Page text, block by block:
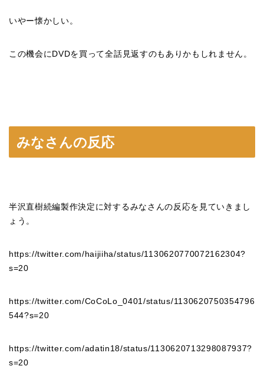
いやー懐かしい。
この機会にDVDを買って全話見返すのもありかもしれません。
みなさんの反応
半沢直樹続編製作決定に対するみなさんの反応を見ていきまし
ょう。
https://twitter.com/haijiiha/status/1130620770072162304?
s=20
https://twitter.com/CoCoLo_0401/status/1130620750354796
544?s=20
https://twitter.com/adatin18/status/1130620713298087937?
s=20